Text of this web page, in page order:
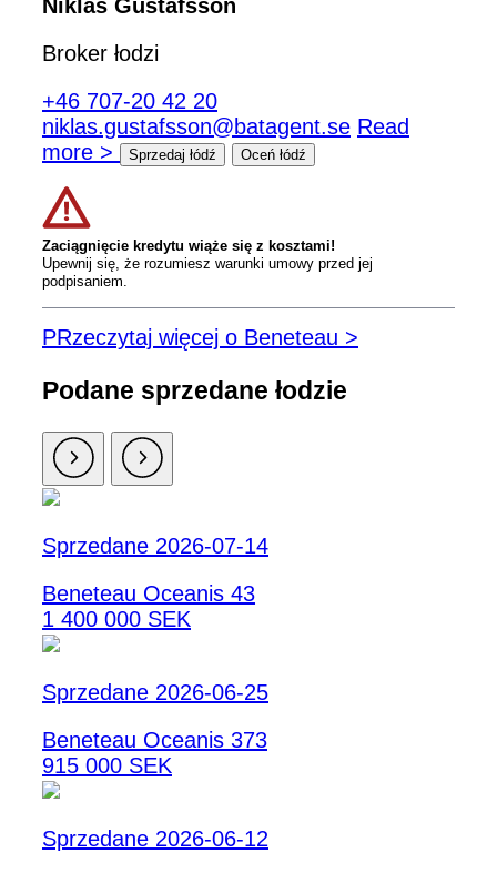
Niklas Gustafsson
Broker łodzi
+46 707-20 42 20
niklas.gustafsson@batagent.se Read
more >
Sprzedaj łódź Oceń łódź
Zaciągnięcie kredytu wiąże się z kosztami!
Upewnij się, że rozumiesz warunki umowy przed jej
podpisaniem.
PRzeczytaj więcej o Beneteau >
Podane sprzedane łodzie
Sprzedane 2026-07-14
Beneteau Oceanis 43
1 400 000 SEK
Sprzedane 2026-06-25
Beneteau Oceanis 373
915 000 SEK
Sprzedane 2026-06-12